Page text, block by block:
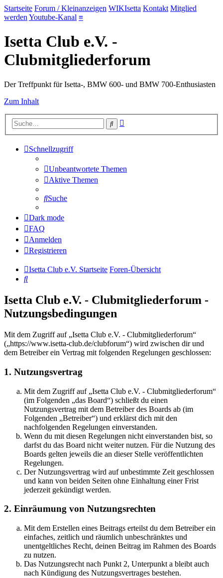
Startseite Forum / Kleinanzeigen WIKIsetta Kontakt Mitglied
werden Youtube-Kanal ≡
Isetta Club e.V. -
Clubmitgliederforum
Der Treffpunkt für Isetta-, BMW 600- und BMW 700-Enthusiasten
Zum Inhalt
Suche
Schnellzugriff
Unbeantwortete Themen
Aktive Themen
Suche
Dark mode
FAQ
Anmelden
Registrieren
Isetta Club e.V. Startseite Foren-Übersicht
Suche
Isetta Club e.V. - Clubmitgliederforum -
Nutzungsbedingungen
Mit dem Zugriff auf „Isetta Club e.V. - Clubmitgliederforum“
(„https://www.isetta-club.de/clubforum“) wird zwischen dir und
dem Betreiber ein Vertrag mit folgenden Regelungen geschlossen:
1. Nutzungsvertrag
Mit dem Zugriff auf „Isetta Club e.V. - Clubmitgliederforum“
(im Folgenden „das Board“) schließt du einen
Nutzungsvertrag mit dem Betreiber des Boards ab (im
Folgenden „Betreiber“) und erklärst dich mit den
nachfolgenden Regelungen einverstanden.
Wenn du mit diesen Regelungen nicht einverstanden bist, so
darfst du das Board nicht weiter nutzen. Für die Nutzung des
Boards gelten jeweils die an dieser Stelle veröffentlichten
Regelungen.
Der Nutzungsvertrag wird auf unbestimmte Zeit geschlossen
und kann von beiden Seiten ohne Einhaltung einer Frist
jederzeit gekündigt werden.
2. Einräumung von Nutzungsrechten
Mit dem Erstellen eines Beitrags erteilst du dem Betreiber ein
einfaches, zeitlich und räumlich unbeschränktes und
unentgeltliches Recht, deinen Beitrag im Rahmen des Boards
zu nutzen.
Das Nutzungsrecht nach Punkt 2, Unterpunkt a bleibt auch
nach Kündigung des Nutzungsvertrages bestehen.